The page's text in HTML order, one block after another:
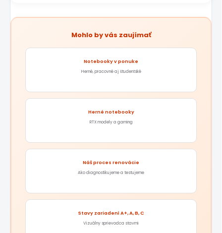
Mohlo by vás zaujímať
Notebooky v ponuke
Herné, pracovné aj študentské
Herné notebooky
RTX modely a gaming
Náš proces renovácie
Ako diagnostikujeme a testujeme
Stavy zariadení A+, A, B, C
Vizuálny sprievodca stavmi